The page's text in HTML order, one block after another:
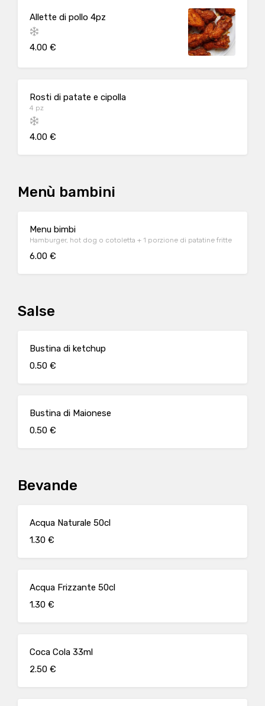
Allette di pollo 4pz
4.00 €
Rosti di patate e cipolla
4 pz
4.00 €
Menù bambini
Menu bimbi
Hamburger, hot dog o cotoletta + 1 porzione di patatine fritte
6.00 €
Salse
Bustina di ketchup
0.50 €
Bustina di Maionese
0.50 €
Bevande
Acqua Naturale 50cl
1.30 €
Acqua Frizzante 50cl
1.30 €
Coca Cola 33ml
2.50 €